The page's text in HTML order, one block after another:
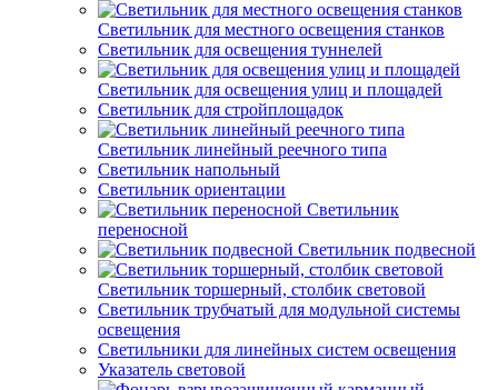
Светильник для местного освещения станков
Светильник для освещения туннелей
Светильник для освещения улиц и площадей
Светильник для стройплощадок
Светильник линейный реечного типа
Светильник напольный
Светильник ориентации
Светильник
переносной
Светильник подвесной
Светильник торшерный, столбик световой
Светильник трубчатый для модульной системы
освещения
Светильники для линейных систем освещения
Указатель световой